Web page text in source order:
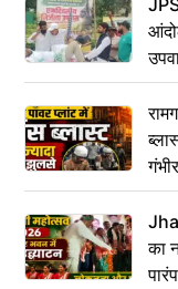
गंभीर
का